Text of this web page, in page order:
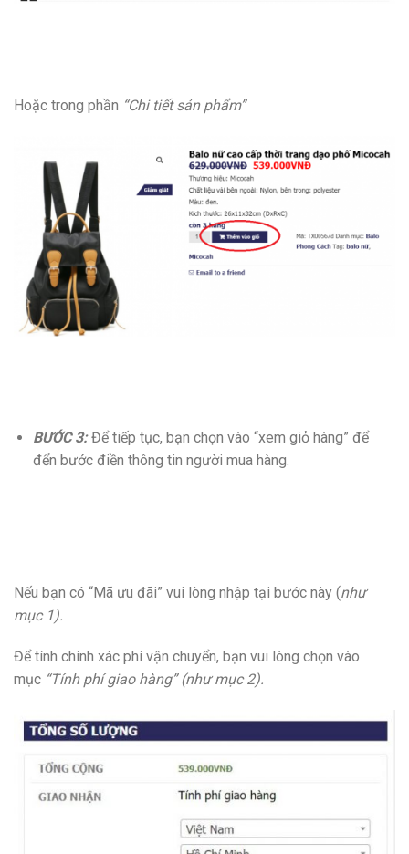
Hoặc trong phần “Chi tiết sản phẩm”
BƯỚC 3:Để tiếp tục, bạn chọn vào “xem giỏ hàng” để
đển bước điền thông tin người mua hàng.
Nếu bạn có “Mã ưu đãi” vui lòng nhập tại bước này (như
mục 1).
Để tính chính xác phí vận chuyển, bạn vui lòng chọn vào
mục “Tính phí giao hàng” (như mục 2).